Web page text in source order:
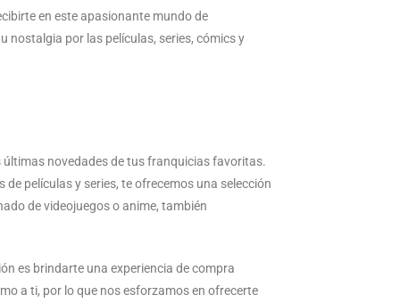
en este apasionante mundo de
nostalgia por las películas, series, cómics y
novedades de tus franquicias favoritas.
películas y series, te ofrecemos una selección
de videojuegos o anime, también
es brindarte una experiencia de compra
a ti, por lo que nos esforzamos en ofrecerte